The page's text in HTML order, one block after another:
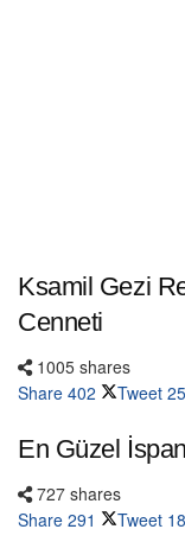
Ksamil Gezi
Cenneti
1005 shares
Share 402 Tweet
En Güzel
727 shares
Share 291 Tweet